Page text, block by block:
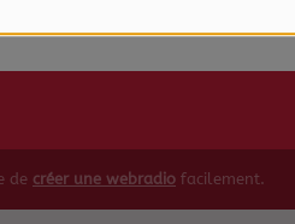
de créer une webradio facilement.